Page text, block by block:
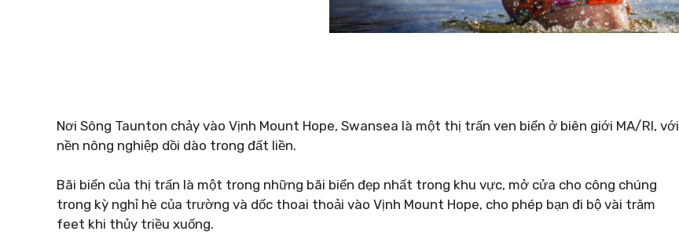
Nơi Sông Taunton chảy vào Vịnh Mount Hope, Swansea là một thị trấn ven biển ở biên giới MA/RI, với
nền nông nghiệp dồi dào trong đất liền.
Bãi biển của thị trấn là một trong những bãi biển đẹp nhất trong khu vực, mở cửa cho công chúng
trong kỳ nghỉ hè của trường và dốc thoai thoải vào Vịnh Mount Hope, cho phép bạn đi bộ vài trăm
feet khi thủy triều xuống.